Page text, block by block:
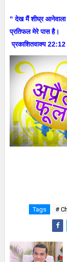
" देख मैं शीघ्र
प्रतिफल मेरे पास है।
प्रकाशितवाक्य 22:12
Tags #